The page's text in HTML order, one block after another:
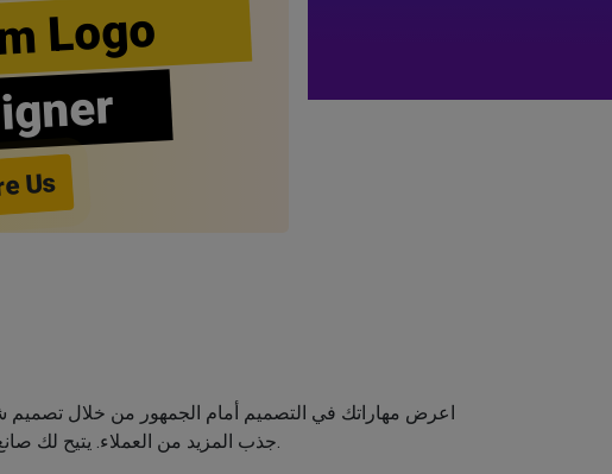
Logo
Us
اعرض مهاراتك في التصميم أمام الجمهور من خلال
جذب المزيد من العملاء. يتيح لك صانع الشعار الخاص بنا إنشاء شعار صالون الشعر الخاص بك دون اكتساب مهارات التصميم.